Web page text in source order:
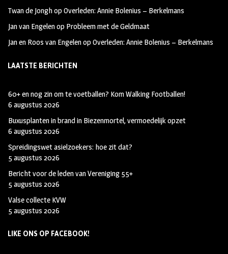
Twan de JonghopOverleden: Annie Bolenius – Berkelmans
Jan van Engelenop Probleem met de Geldmaat
Jan en Roos van EngelenopOverleden: Annie Bolenius – Berkelmans
LAATSTE BERICHTEN
60+ en nog zin om te voetballen? Kom Walking Footballen!
6 augustus 2026
Buxusplanten in brand in Biezenmortel, vermoedelijk opzet
6 augustus 2026
Spreidingswet asielzoekers: hoe zit dat?
5 augustus 2026
Bericht voor de leden van Vereniging 55+
5 augustus 2026
Valse collecte KVW
5 augustus 2026
LIKE ONS OP FACEBOOK!